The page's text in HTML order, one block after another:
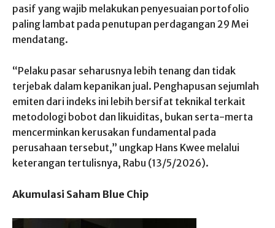
pasif yang wajib melakukan penyesuaian portofolio
paling lambat pada penutupan perdagangan 29 Mei
mendatang.
“Pelaku pasar seharusnya lebih tenang dan tidak
terjebak dalam kepanikan jual. Penghapusan sejumlah
emiten dari indeks ini lebih bersifat teknikal terkait
metodologi bobot dan likuiditas, bukan serta-merta
mencerminkan kerusakan fundamental pada
perusahaan tersebut,” ungkap Hans Kwee melalui
keterangan tertulisnya, Rabu (13/5/2026).
Akumulasi Saham Blue Chip